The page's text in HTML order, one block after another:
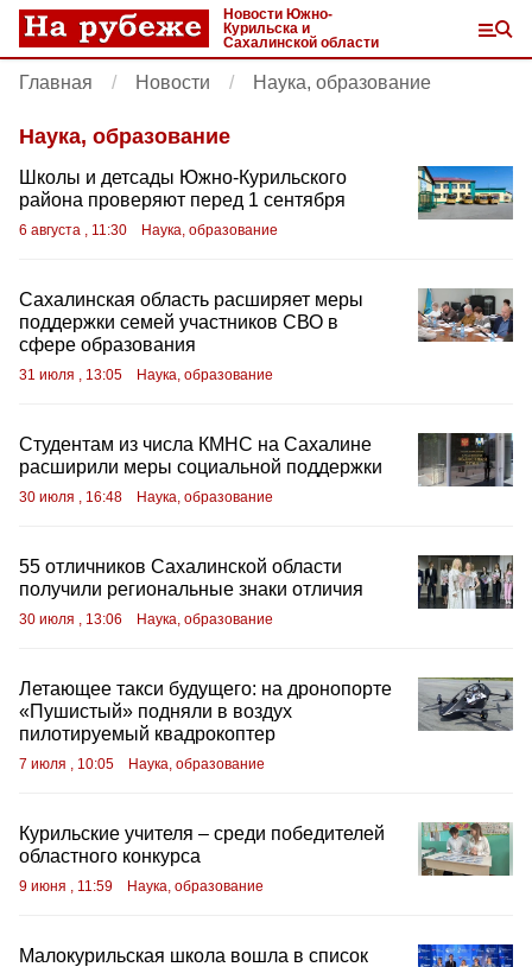
Новости Южно-
Курильска и
Сахалинской области
Главная Новости Наука, образование
Наука, образование
Школы и детсады Южно‑Курильского
района проверяют перед 1 сентября
6 августа , 11:30 Наука, образование
Сахалинская область расширяет меры
поддержки семей участников СВО в
сфере образования
31 июля , 13:05 Наука, образование
Студентам из числа КМНС на Сахалине
расширили меры социальной поддержки
30 июля , 16:48 Наука, образование
55 отличников Сахалинской области
получили региональные знаки отличия
30 июля , 13:06 Наука, образование
Летающее такси будущего: на дронопорте
«Пушистый» подняли в воздух
пилотируемый квадрокоптер
7 июля , 10:05 Наука, образование
Курильские учителя – среди победителей
областного конкурса
9 июня , 11:59 Наука, образование
Малокурильская школа вошла в список